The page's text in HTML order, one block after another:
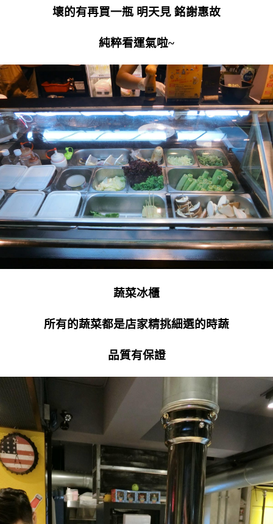
壞的有再買一瓶 明天見 銘謝惠故
純粹看運氣啦~
蔬菜冰櫃
所有的蔬菜都是店家精挑細選的時蔬
品質有保證